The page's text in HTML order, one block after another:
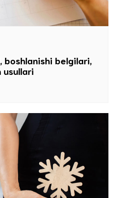
boshlanishi belgilari,
usullari